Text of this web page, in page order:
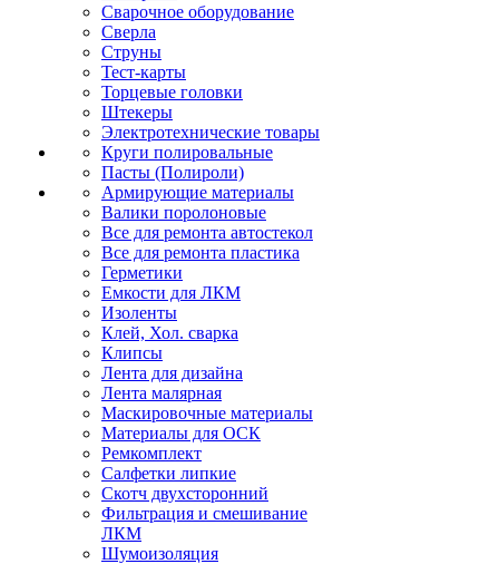
Сварочное оборудование
Сверла
Струны
Тест-карты
Торцевые головки
Штекеры
Электротехнические товары
Круги полировальные
Пасты (Полироли)
Армирующие материалы
Валики поролоновые
Все для ремонта автостекол
Все для ремонта пластика
Герметики
Емкости для ЛКМ
Изоленты
Клей, Хол. сварка
Клипсы
Лента для дизайна
Лента малярная
Маскировочные материалы
Материалы для ОСК
Ремкомплект
Салфетки липкие
Скотч двухсторонний
Фильтрация и смешивание
ЛКМ
Шумоизоляция